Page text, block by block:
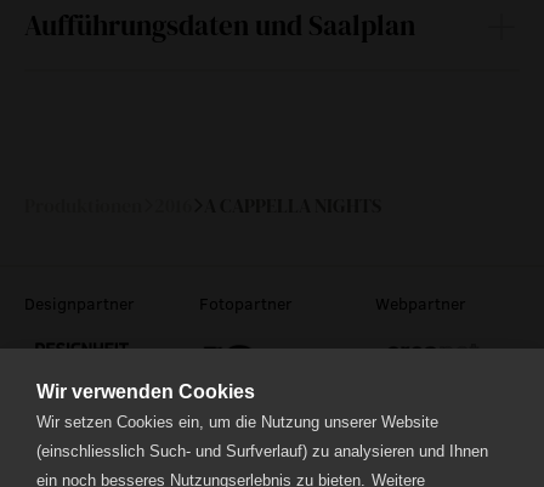
Wir verwenden Cookies
Wir setzen Cookies ein, um die Nutzung unserer Website
(einschliesslich Such- und Surfverlauf) zu analysieren und Ihnen
ein noch besseres Nutzungserlebnis zu bieten. Weitere
Aufführungsdaten und Saalplan
Designpartner Fotopartner Webpartner